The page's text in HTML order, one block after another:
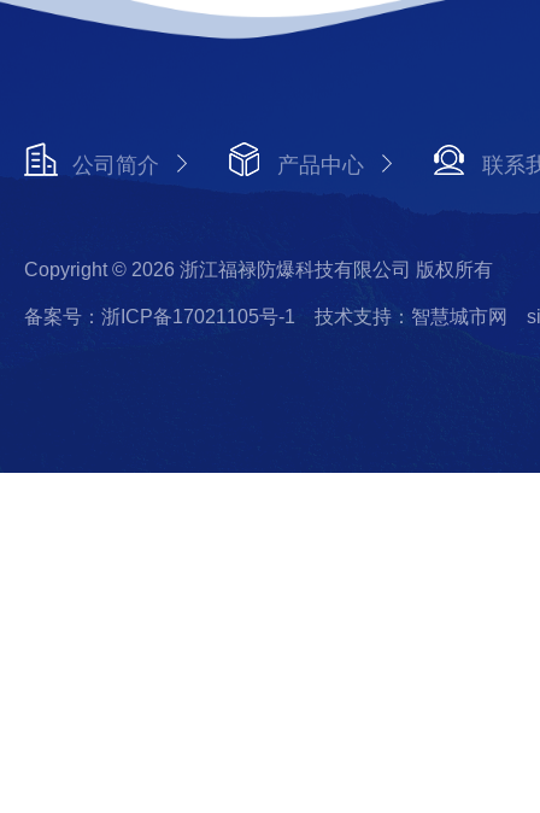
公司简介 产品中心 联系
Copyright © 2026 浙江福禄防爆科技有限公司 版权所有
备案号：浙ICP备17021105号-1 技术支持：智慧城市网